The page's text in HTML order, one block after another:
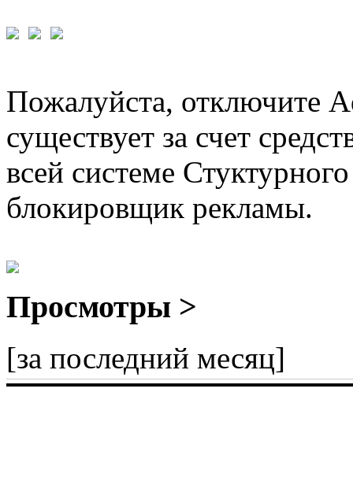
Пожалуйста, отключите
существует за счет
всей системе
блокировщик рекламы.
Просмотры >
[за последний месяц]